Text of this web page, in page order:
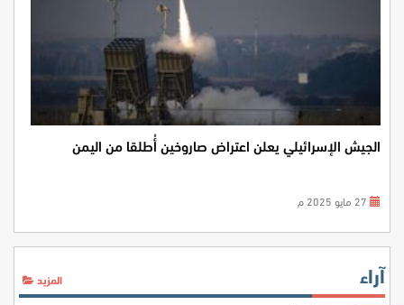
الجيش الإسرائيلي يعلن اعتراض صاروخين أُطلقا من اليمن
آراء المزيد